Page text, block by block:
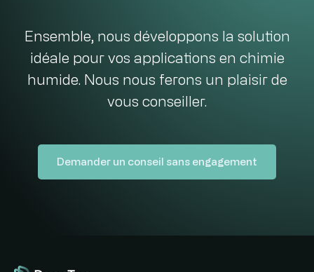
Ensemble, nous développons la solution
idéale pour vos applications en chimie
humide. Nous nous ferons un plaisir de
vous conseiller.
Demander un conseil sans engagement